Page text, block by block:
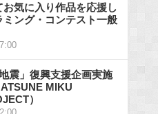
気に入り作品を応援し
ミング・コンテスト一般
震」復興支援企画実施
MIKU
）